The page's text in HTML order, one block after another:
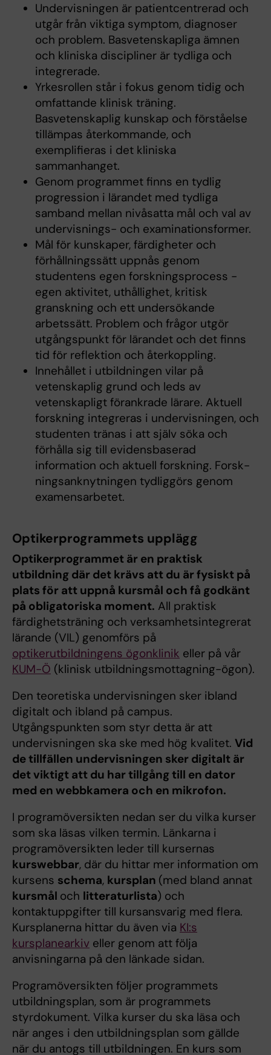
Undervisningen är patientcentrerad och
utgår från viktiga symptom, diagnoser
och problem. Basvetenskapliga ämnen
och kliniska discipliner är tydliga och
integrerade.
Yrkesrollen står i fokus genom tidig och
omfattande klinisk träning.
Basvetenskaplig kunskap och förståelse
tillämpas återkommande, och
exemplifieras i det kliniska
sammanhanget.
Genom programmet finns en tydlig
progression i lärandet med tydliga
samband mellan nivåsatta mål och val av
undervisnings- och examinationsformer.
Mål för kunskaper, färdigheter och
förhållningssätt uppnås genom
studentens egen forskningsprocess -
egen aktivitet, uthållighet, kritisk
granskning och ett undersökande
arbetssätt. Problem och frågor ut­gör
utgångspunkt för lärandet och det finns
tid för reflektion och åter­kopp­ling.
Innehållet i utbildningen vilar på
vetenskaplig grund och leds av
vetenskapligt för­ank­rade lärare. Aktuell
forskning integreras i undervisningen, och
studenten tränas i att själv söka och
förhålla sig till evidensbaserad
information och aktuell forskning. Forsk­
nings­anknytningen tydliggörs genom
examensarbetet.
Optikerprogrammets upplägg
Optikerprogrammet är en praktisk
utbildning där det krävs att du är fysiskt på
plats för att uppnå kursmål och få godkänt
på obligatoriska moment. All praktisk
färdighetsträning och verksamhetsintegrerat
lärande (VIL) genomförs på
optikerutbildningens ögonklinik eller på vår
KUM-Ö (klinisk utbildningsmottagning-ögon).
Den teoretiska undervisningen sker ibland
digitalt och ibland på campus.
Utgångspunkten som styr detta är att
undervisningen ska ske med hög kvalitet. Vid
de tillfällen undervisningen sker digitalt är
det viktigt att du har tillgång till en dator
med en webbkamera och en mikrofon.
I programöversikten nedan ser du vilka kurser
som ska läsas vilken termin. Länkarna i
programöversikten leder till kursernas
kurswebbar, där du hittar mer information om
kursens schema, kursplan (med bland annat
kursmål och litteraturlista) och
kontaktuppgifter till kursansvarig med flera.
Kursplanerna hittar du även via KI:s
kursplanearkiv eller genom att följa
anvisningarna på den länkade sidan.
Programöversikten följer programmets
utbildningsplan, som är programmets
styrdokument. Vilka kurser du ska läsa och
när anges i den utbildningsplan som gällde
när du antogs till utbildningen. En kurs som